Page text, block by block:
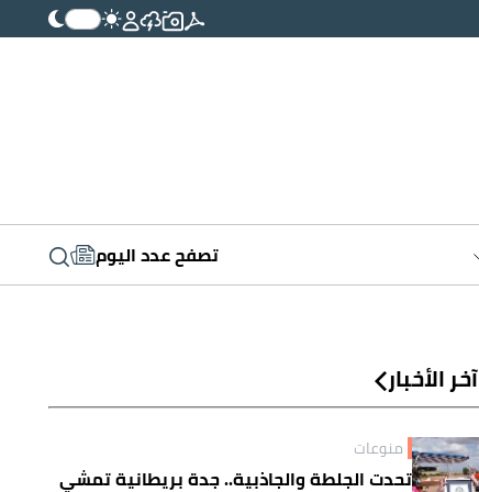
تصفح عدد اليوم
آخر الأخبار
منوعات
تحدت الجلطة والجاذبية.. جدة بريطانية تمشي